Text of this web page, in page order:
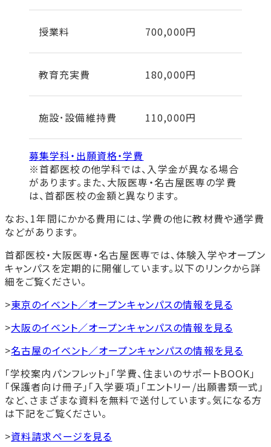
授業料 700,000円
教育充実費 180,000円
施設･設備維持費 110,000円
募集学科・出願資格・学費
※首都医校の他学科では、入学金が異なる場合
があります。また、大阪医専・名古屋医専の学費
は、首都医校の金額と異なります。
なお、1年間にかかる費用には、学費の他に教材費や通学費
などがあります。
首都医校・大阪医専・名古屋医専では、体験入学やオープン
キャンパスを定期的に開催しています。以下のリンクから詳
細をご覧ください。
>東京のイベント／オープンキャンパスの情報を見る
>大阪のイベント／オープンキャンパスの情報を見る
>名古屋のイベント／オープンキャンパスの情報を見る
「学校案内パンフレット」「学費、住まいのサポートBOOK」
「保護者向け冊子」「入学要項」「エントリー/出願書類一式」
など、さまざまな資料を無料で送付しています。気になる方
は下記をご覧ください。
>資料請求ページを見る